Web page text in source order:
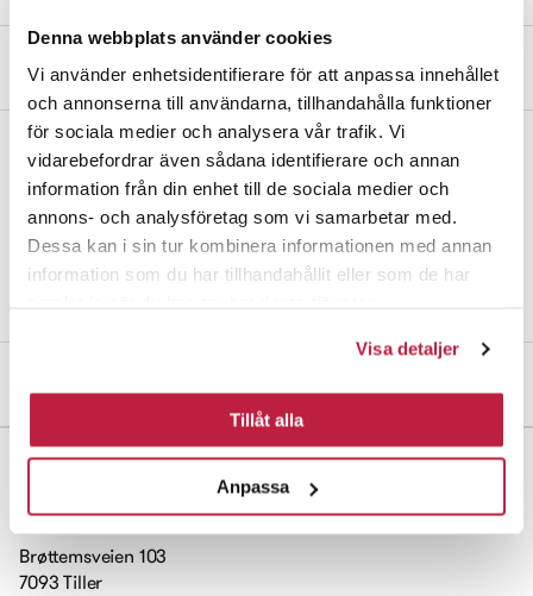
Denna webbplats använder cookies
Vi använder enhetsidentifierare för att anpassa innehållet
och annonserna till användarna, tillhandahålla funktioner
för sociala medier och analysera vår trafik. Vi
vidarebefordrar även sådana identifierare och annan
information från din enhet till de sociala medier och
annons- och analysföretag som vi samarbetar med.
Dessa kan i sin tur kombinera informationen med annan
information som du har tillhandahållit eller som de har
Visa detaljer
Tillåt alla
Anpassa
Produktbeskrivelse
Svingbart hjul av stål. Hjul av polyuretan (PUR). Ø 100 mm.
Festeplate 60x60 mm.
Merk! Maks. belastning på 55 kg per hjul er en beregnet verdi og
garanteres ikke.
Brøttemsveien 103
7093 Tiller